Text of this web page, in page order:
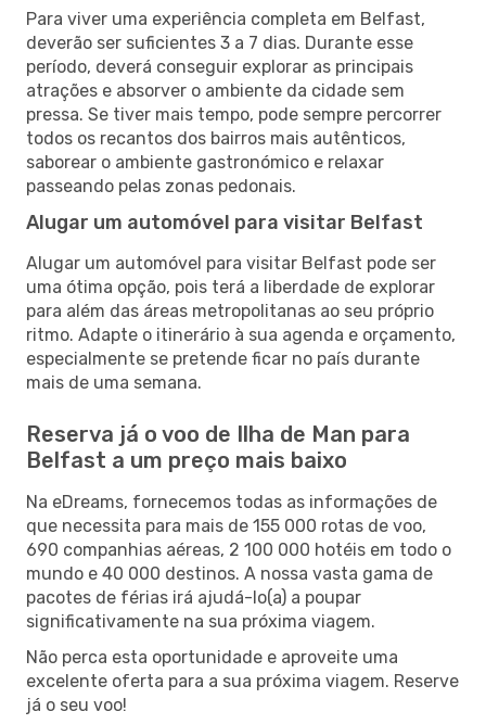
Para viver uma experiência completa em Belfast,
deverão ser suficientes 3 a 7 dias. Durante esse
período, deverá conseguir explorar as principais
atrações e absorver o ambiente da cidade sem
pressa. Se tiver mais tempo, pode sempre percorrer
todos os recantos dos bairros mais autênticos,
saborear o ambiente gastronómico e relaxar
passeando pelas zonas pedonais.
Alugar um automóvel para visitar Belfast
Alugar um automóvel para visitar Belfast pode ser
uma ótima opção, pois terá a liberdade de explorar
para além das áreas metropolitanas ao seu próprio
ritmo. Adapte o itinerário à sua agenda e orçamento,
especialmente se pretende ficar no país durante
mais de uma semana.
Reserva já o voo de Ilha de Man para
Belfast a um preço mais baixo
Na eDreams, fornecemos todas as informações de
que necessita para mais de 155 000 rotas de voo,
690 companhias aéreas, 2 100 000 hotéis em todo o
mundo e 40 000 destinos. A nossa vasta gama de
pacotes de férias irá ajudá-lo(a) a poupar
significativamente na sua próxima viagem.
Não perca esta oportunidade e aproveite uma
excelente oferta para a sua próxima viagem. Reserve
já o seu voo!